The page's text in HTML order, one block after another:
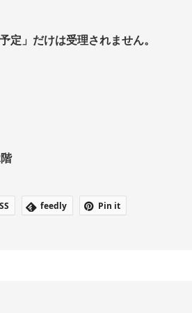
定」だけは受理されません。
feedly Pin it